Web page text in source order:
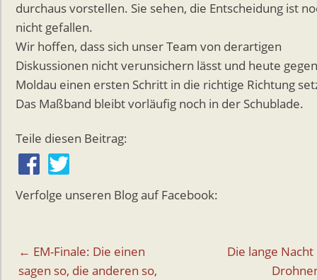
durchaus vorstellen. Sie sehen, die Entscheidung ist
nicht gefallen.
Wir hoffen, dass sich unser Team von derartigen
Diskussionen nicht verunsichern lässt und heute gegen
Moldau einen ersten Schritt in die richtige Richtung
Das Maßband bleibt vorläufig noch in der Schublade.
Teile diesen Beitrag:
Verfolge unseren Blog auf Facebook:
Beitragsnavigation
← EM-Finale: Die einen
sagen so, die anderen so,
Die lange